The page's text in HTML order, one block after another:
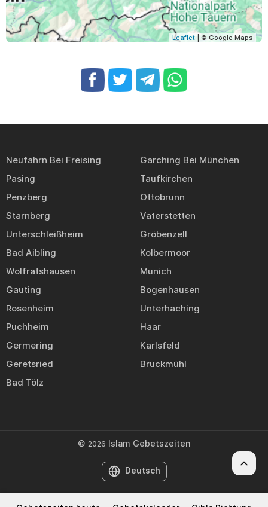
Leaflet | © Google Maps
Neufahrn Bei Freising
Garching Bei München
Pasing
Taufkirchen
Penzberg
Ottobrunn
Starnberg
Vaterstetten
Unterschleißheim
Gröbenzell
Bad Aibling
Kolbermoor
Wolfratshausen
Munich
Gauting
Bogenhausen
Rosenheim
Unterhaching
Puchheim
Haar
Germering
Karlsfeld
Geretsried
Bruckmühl
Bad Tölz
© 2026 Islam Gebetszeiten
Deutsch